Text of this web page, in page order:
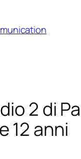
2 di
12 anni